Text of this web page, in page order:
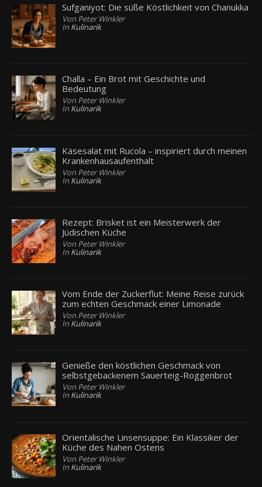
Sufganiyot: Die süße Köstlichkeit von Chanukka
Von Peter Winkler
In Kulinarik
Challa – Ein Brot mit Geschichte und
Bedeutung
Von Peter Winkler
In Kulinarik
Käsesalat mit Rucola – inspiriert durch meinen
Krankenhausaufenthalt
Von Peter Winkler
In Kulinarik
Rezept: Brisket ist ein Meisterwerk der
Jüdischen Küche
Von Peter Winkler
In Kulinarik
Vom Ende der Zuckerflut: Meine Reise zurück
zum echten Geschmack einer Limonade
Von Peter Winkler
In Kulinarik
Genieße den köstlichen Geschmack von
selbstgebackenem Sauerteig-Roggenbrot
Von Peter Winkler
In Kulinarik
Orientalische Linsensuppe: Ein Klassiker der
Küche des Nahen Ostens
Von Peter Winkler
In Kulinarik